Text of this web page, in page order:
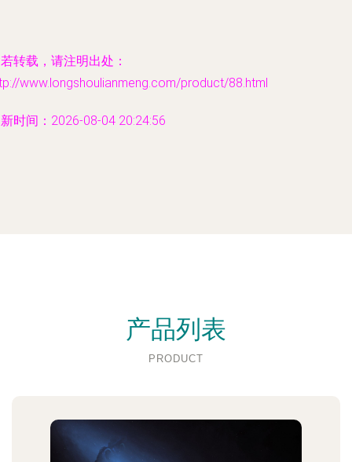
转载，请注明出处：
www.longshoulianmeng.com/product/88.html
时间：2026-08-04 20:24:56
产品列表
PRODUCT